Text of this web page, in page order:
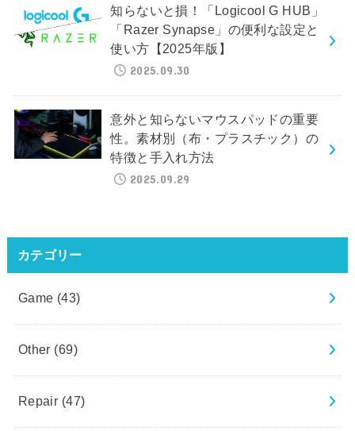
知らないと損！「Logicool G HUB」
「Razer Synapse」の便利な設定と
使い方【2025年版】
2025.09.30
意外と知らないマウスパッドの重要
性。素材別（布・プラスチック）の
特徴と手入れ方法
2025.09.29
カテゴリー
Game (43)
Other (69)
Repair (47)